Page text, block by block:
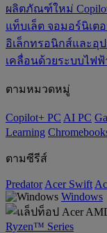
ผลิตภัณฑ์ใหม่
แท็บเล็ต จอมอร์นิเต
อิเล็กทรอนิกส์และอุ
เคลื่อนด้วยระบบไฟฟ้
ตามหมวดหมู่
Copilot+ PC AI PC
‌Learning
ตามซีรีส์
Predator Acer Swift
Windows
Ryzen™ Series